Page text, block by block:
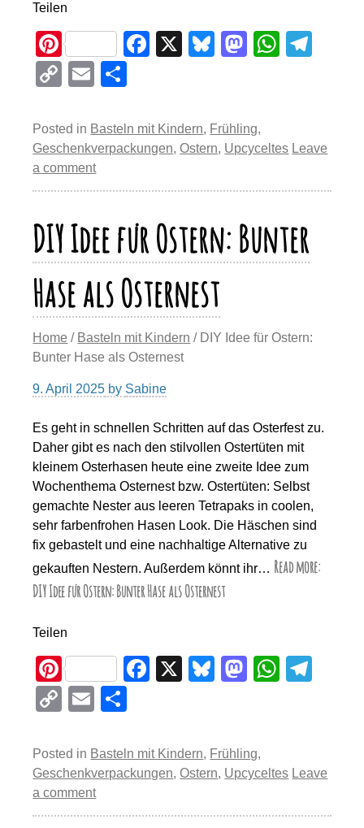
Teilen
Pi
nt
er
e
st
F
e
b
o
k
X
Bl
sk
y
M
o
d
n
W
A
p
a
C
p
y
Li
k
E
ail e
n
Posted in Basteln mit Kindern, Frühling,
Geschenkverpackungen,Ostern, Upcyceltes Leave
a comment
DIY Idee für Ostern: Bunter
Hase als Osternest
Home / Basteln mit Kindern / DIY Idee für Ostern:
Bunter Hase als Osternest
9. April 2025 by Sabine
Es geht in schnellen Schritten auf das Osterfest zu.
Daher gibt es nach den stilvollen Ostertüten mit
kleinem Osterhasen heute eine zweite Idee zum
Wochenthema Osternest bzw. Ostertüten: Selbst
gemachte Nester aus leeren Tetrapaks in coolen,
sehr farbenfrohen Hasen Look. Die Häschen sind
fix gebastelt und eine nachhaltige Alternative zu
gekauften Nestern. Außerdem könnt ihr… Read more:
DIY Idee für Ostern: Bunter Hase als Osternest
Teilen
Pi
nt
er
e
st
F
e
b
X
Bl
sk
y
M
o
d
W
A a
C
p
y
Li
E
ail e
n
Posted in Basteln mit Kindern, Frühling,
Geschenkverpackungen,Ostern, Upcyceltes Leave
a comment